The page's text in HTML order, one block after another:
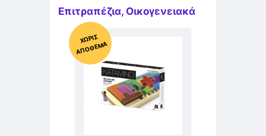
Επιτραπέζια, Οικογενειακά
Χ
ΩΡΊΣ
Α
Π
Ό
ΘΕ
ΜΑ